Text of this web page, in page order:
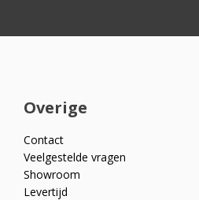
Overige
Contact
Veelgestelde vragen
Showroom
Levertijd